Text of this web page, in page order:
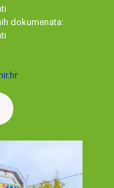
dokumenata: